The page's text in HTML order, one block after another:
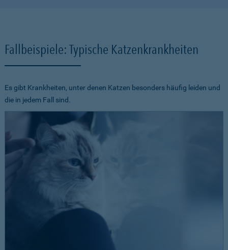
Fallbeispiele: Typische Katzenkrankheiten
Es gibt Krankheiten, unter denen Katzen besonders häufig leiden und
die in jedem Fall sind.